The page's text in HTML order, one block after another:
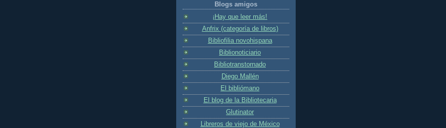
Blogs amigos
¡Hay que leer más!
Anfrix (categoría de libros)
Bibliofilia novohispana
Biblionoticiario
Bibliotranstornado
Diego Mallén
El bibliómano
El blog de la Bibliotecaria
Glutinator
Libreros de viejo de México